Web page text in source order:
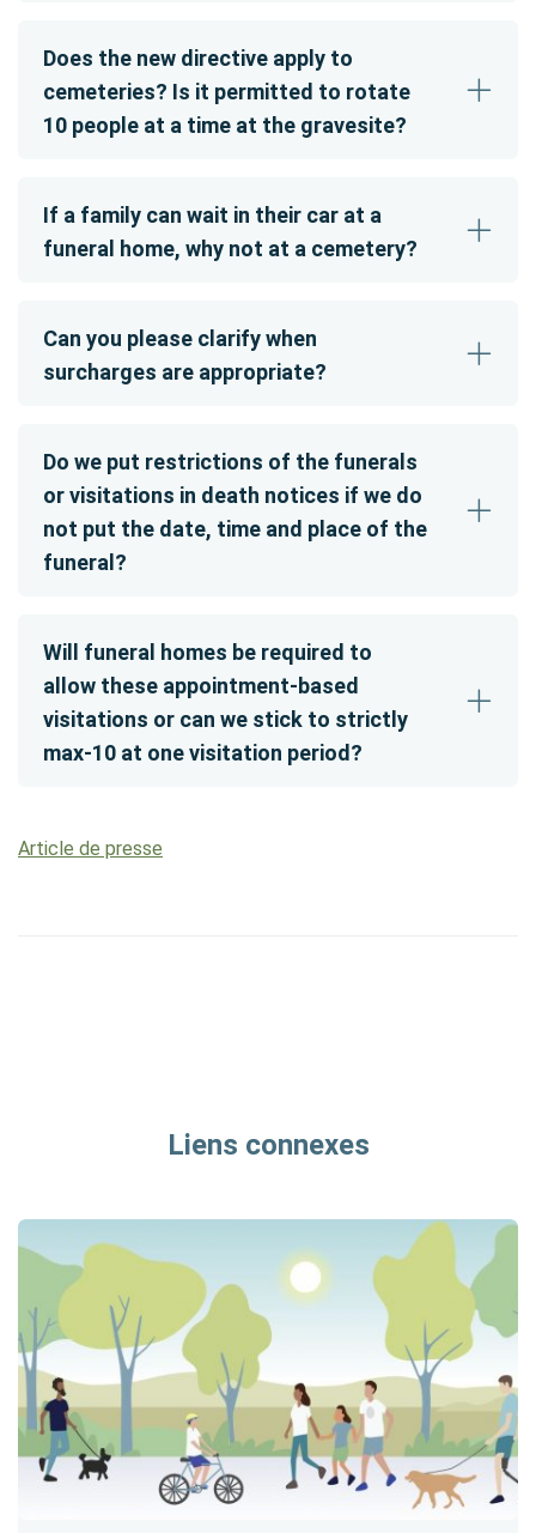
Does the new directive apply to
cemeteries? Is it permitted to rotate
10 people at a time at the gravesite?
If a family can wait in their car at a
funeral home, why not at a cemetery?
Can you please clarify when
surcharges are appropriate?
Do we put restrictions of the funerals
or visitations in death notices if we do
not put the date, time and place of the
funeral?
Will funeral homes be required to
allow these appointment-based
visitations or can we stick to strictly
max-10 at one visitation period?
Article de presse
Liens connexes